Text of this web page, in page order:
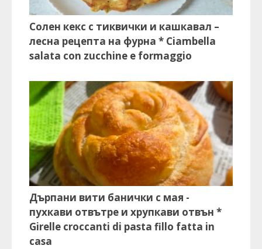
Солен кекс с тиквички и кашкавал –
лесна рецепта на фурна * Ciambella
salata con zucchine e formaggio
Дърпани вити банички с мая -
пухкави отвътре и хрупкави отвън *
Girelle croccanti di pasta fillo fatta in
casa